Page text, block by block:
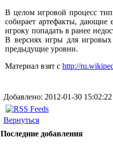
В целом игровой процесс
собирает артефакты,
игроку попадать в ранее
В версиях игры для
предыдущие уровни.
Материал взят с http://
Добавлено: 2012-01-30
Вернуться
Последние добавления